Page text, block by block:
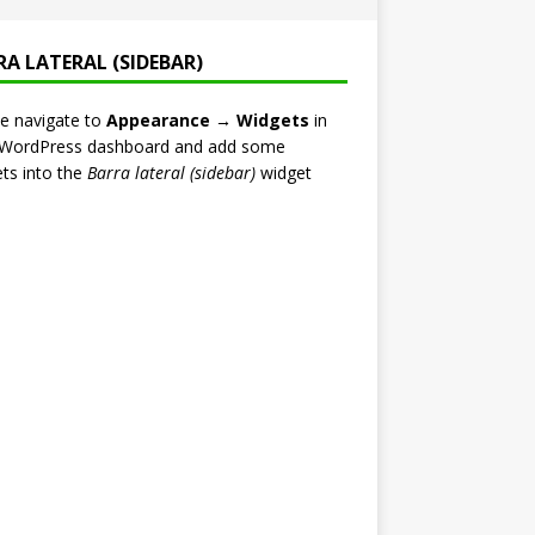
LATERAL (SIDEBAR)
navigate to Appearance → Widgets in
dashboard and add some
into the Barra lateral (sidebar)widget